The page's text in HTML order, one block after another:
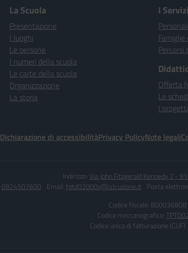
La Scuola
Presentazione
I luoghi
Le persone
I numeri della scuola
Le carte della scuola
Organizzazione
La storia
I Servizi
Percorsi
Offerta
Le
I
Dichiarazione di accessibilitàPrivacy PolicyNote legali
Indirizzo: Via John Fitzgerald Kennedy 2 -
0924507600 Email: tptd02000x@istruzione.it Posta
Codice fiscale:
Codice meccanografico:
Codice unico di fatturazione